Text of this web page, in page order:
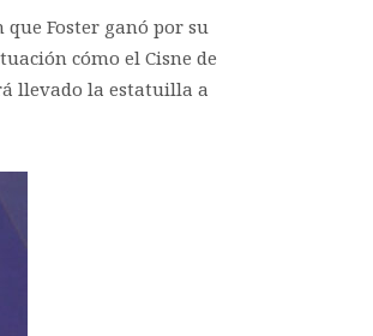
Foster ganó por su
cómo el Cisne de
llevado la estatuilla a